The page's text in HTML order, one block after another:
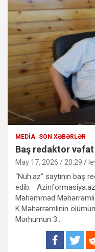
MEDIA SON XƏBƏRLƏR
Baş redaktor
May 17, 2026 / 20:29
“Nuh.az” saytının baş
edib.
Məhəmməd Məhərrəmli
K.Məhərrəmlinin
Mərhumun 3…